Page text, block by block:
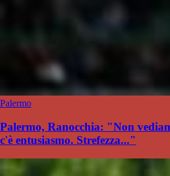
Palermo
Palermo, Ranocchia: "Non
c'è entusiasmo. Strefezza..."